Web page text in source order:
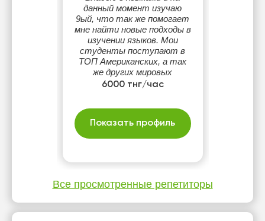
данный момент изучаю
9ый, что так же помогает
мне найти новые подходы в
изучении языков. Мои
студенты поступают в
ТОП Американских, а так
же других мировых
университетов, улетают
лестнице IELTS 8.0 , SAT
1430, TESOL
6000 тнг/час
Показать профиль
Все просмотренные репетиторы